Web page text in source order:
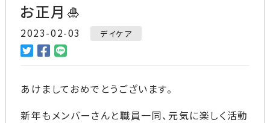
お正月🎍
2023-02-03 デイケア
あけましておめでとうございます。
新年もメンバーさんと職員一同、元気に楽しく活動